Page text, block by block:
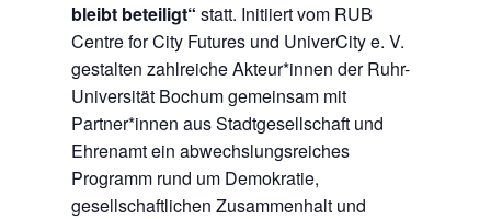
bleibt beteiligt“ statt. Initiiert vom RUB
Centre for City Futures und UniverCity e. V.
gestalten zahlreiche Akteur*innen der Ruhr-
Universität Bochum gemeinsam mit
Partner*innen aus Stadtgesellschaft und
Ehrenamt ein abwechslungsreiches
Programm rund um Demokratie,
gesellschaftlichen Zusammenhalt und